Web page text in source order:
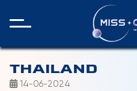
THAILAND
14-06-2024